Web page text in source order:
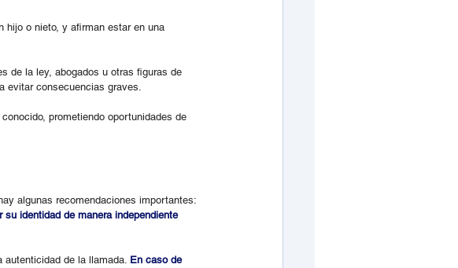
hijo o nieto, y afirman estar en una
de la ley, abogados u otras figuras de
evitar consecuencias graves.
prometiendo oportunidades de
algunas recomendaciones importantes:
su identidad de manera independiente
de la llamada. En caso de